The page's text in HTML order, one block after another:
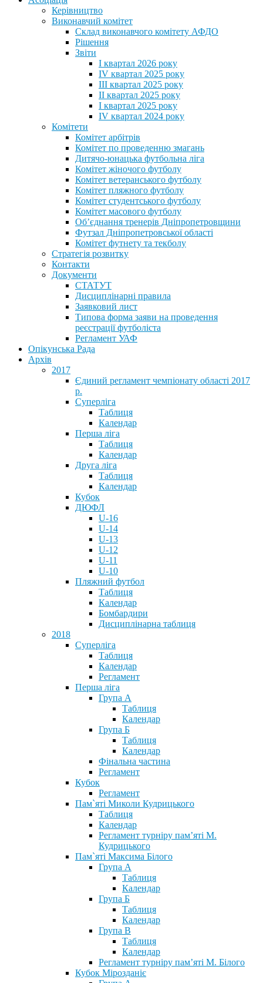
Керівництво
Виконавчий комітет
Склад виконавчого комітету АФДО
Рішення
Звіти
I квартал 2026 року
IV квартал 2025 року
III квартал 2025 року
II квартал 2025 року
I квартал 2025 року
IV квартал 2024 року
Комітети
Комітет арбітрів
Комітет по проведенню змагань
Дитячо-юнацька футбольна ліга
Комітет жіночого футболу
Комітет ветеранського футболу
Комітет пляжного футболу
Комітет студентського футболу
Комітет масового футболу
Обʼєднання тренерів Дніпропетровщини
Футзал Дніпропетровської області
Комітет футнету та текболу
Стратегія розвитку
Контакти
Документи
СТАТУТ
Дисциплінарні правила
Заявковий лист
Типова форма заяви на проведення
реєстрації футболіста
Регламент УАФ
Опікунська Рада
Архів
2017
Єдиний регламент чемпіонату області 2017
р.
Суперліга
Таблиця
Календар
Перша ліга
Таблиця
Календар
Друга ліга
Таблиця
Календар
Кубок
ДЮФЛ
U-16
U-14
U-13
U-12
U-11
U-10
Пляжний футбол
Таблиця
Календар
Бомбардири
Дисциплінарна таблиця
2018
Суперліга
Таблиця
Календар
Регламент
Перша ліга
Група А
Таблиця
Календар
Група Б
Таблиця
Календар
Фінальна частина
Регламент
Кубок
Регламент
Пам`яті Миколи Кудрицького
Таблиця
Календар
Регламент турніру пам’яті М.
Кудрицького
Пам`яті Максима Білого
Група А
Таблиця
Календар
Група Б
Таблиця
Календар
Група В
Таблиця
Календар
Регламент турніру пам’яті М. Білого
Кубок Мірозданіє